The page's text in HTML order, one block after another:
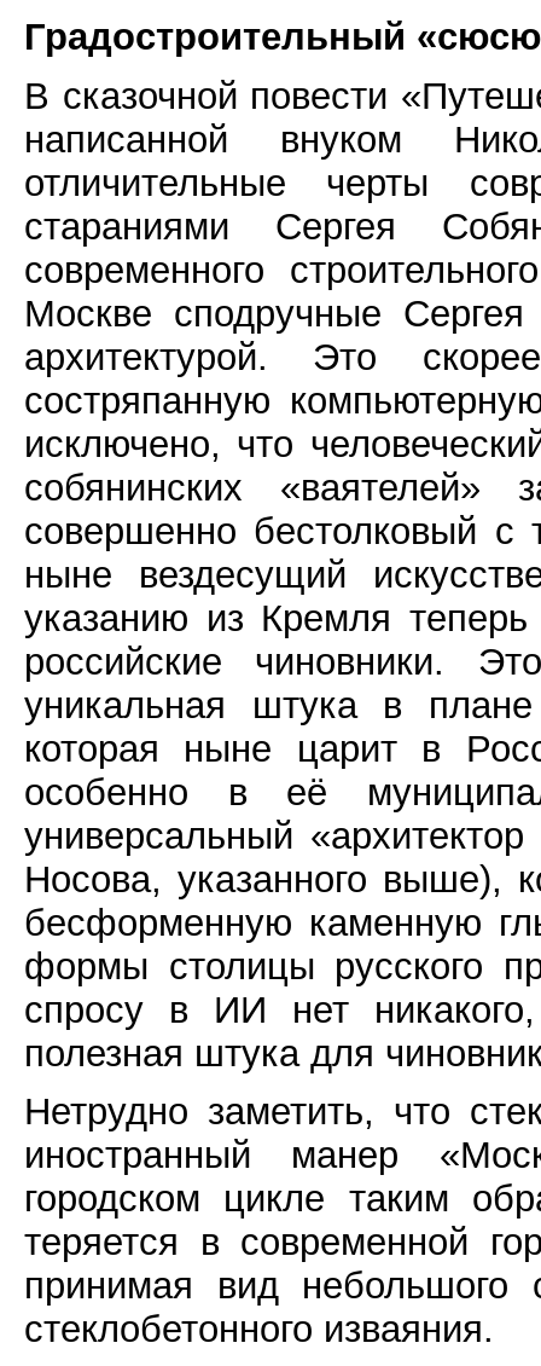
Градостроительный
В сказочной повести
написанной внуком
отличительные черты
стараниями Сергея
современного
Москве сподручные
архитектурой. Это
состряпанную
исключено, что
собянинских
совершенно бестолковый с
ныне вездесущий
указанию из Кремля
российские чиновники.
уникальная штука в плане
которая ныне царит в
особенно в её
универсальный
Носова, указанного выше),
бесформенную каменную
формы столицы русского
спросу в ИИ нет
полезная штука для
Нетрудно заметить, что
иностранный манер
городском цикле таким
теряется в современной
принимая вид
стеклобетонного изваяния.